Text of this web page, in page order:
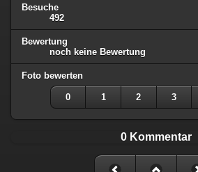
Besuche
492
Bewertung
noch keine Bewertung
Foto bewerten
0 1 2 3
0 Kommentar